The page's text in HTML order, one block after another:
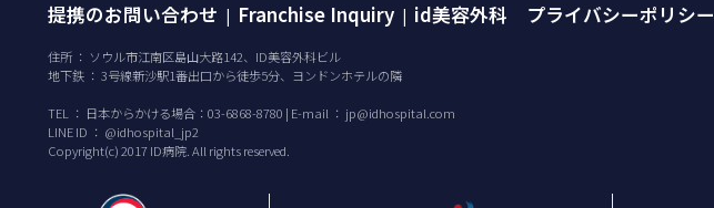
提携のお問い合わせ | Franchise Inquiry | id美容外科 プライバシーポリシー
住所 ： ソウル市江南区島山大路142、ID美容外科ビル
地下鉄 ： 3号線新沙駅1番出口から徒歩5分、ヨンドンホテルの隣
TEL ： 日本からかける場合：03-6868-8780 | E-mail ： jp@idhospital.com
LINE ID ： @idhospital_jp2
Copyright(c) 2017 ID病院. All rights reserved.